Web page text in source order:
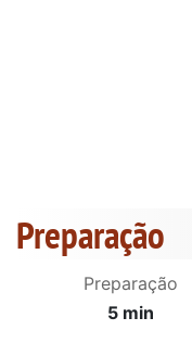
Preparação
Preparação
5 min